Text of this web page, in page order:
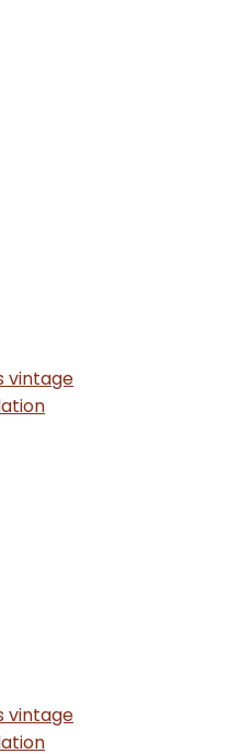
vintage
vintage